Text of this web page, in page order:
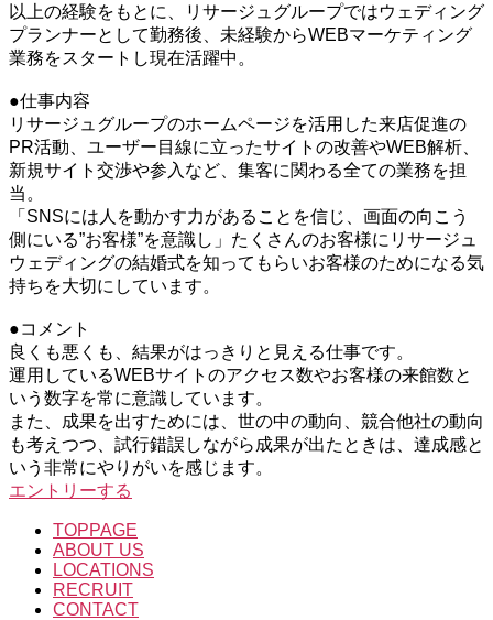
以上の経験をもとに、リサージュグループではウェディング
プランナーとして勤務後、未経験からWEBマーケティング
業務をスタートし現在活躍中。
●仕事内容
リサージュグループのホームページを活用した来店促進の
PR活動、ユーザー目線に立ったサイトの改善やWEB解析、
新規サイト交渉や参入など、集客に関わる全ての業務を担
当。
「SNSには人を動かす力があることを信じ、画面の向こう
側にいる”お客様”を意識し」たくさんのお客様にリサージュ
ウェディングの結婚式を知ってもらいお客様のためになる気
持ちを大切にしています。
●コメント
良くも悪くも、結果がはっきりと見える仕事です。
運用しているWEBサイトのアクセス数やお客様の来館数と
いう数字を常に意識しています。
また、成果を出すためには、世の中の動向、競合他社の動向
も考えつつ、試行錯誤しながら成果が出たときは、達成感と
いう非常にやりがいを感じます。
エントリーする
TOPPAGE
ABOUT US
LOCATIONS
RECRUIT
CONTACT